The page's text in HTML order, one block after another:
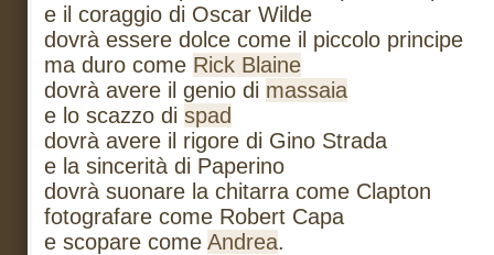
e il coraggio di Oscar Wilde
dovrà essere dolce come il piccolo principe
ma duro come Rick Blaine
dovrà avere il genio di massaia
e lo scazzo di spad
dovrà avere il rigore di Gino Strada
e la sincerità di Paperino
dovrà suonare la chitarra come Clapton
fotografare come Robert Capa
e scopare come Andrea.